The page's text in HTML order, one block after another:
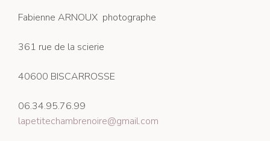
Fabienne ARNOUX photographe
361 rue de la scierie
40600 BISCARROSSE
06.34.95.76.99
lapetitechambrenoire@gmail.com